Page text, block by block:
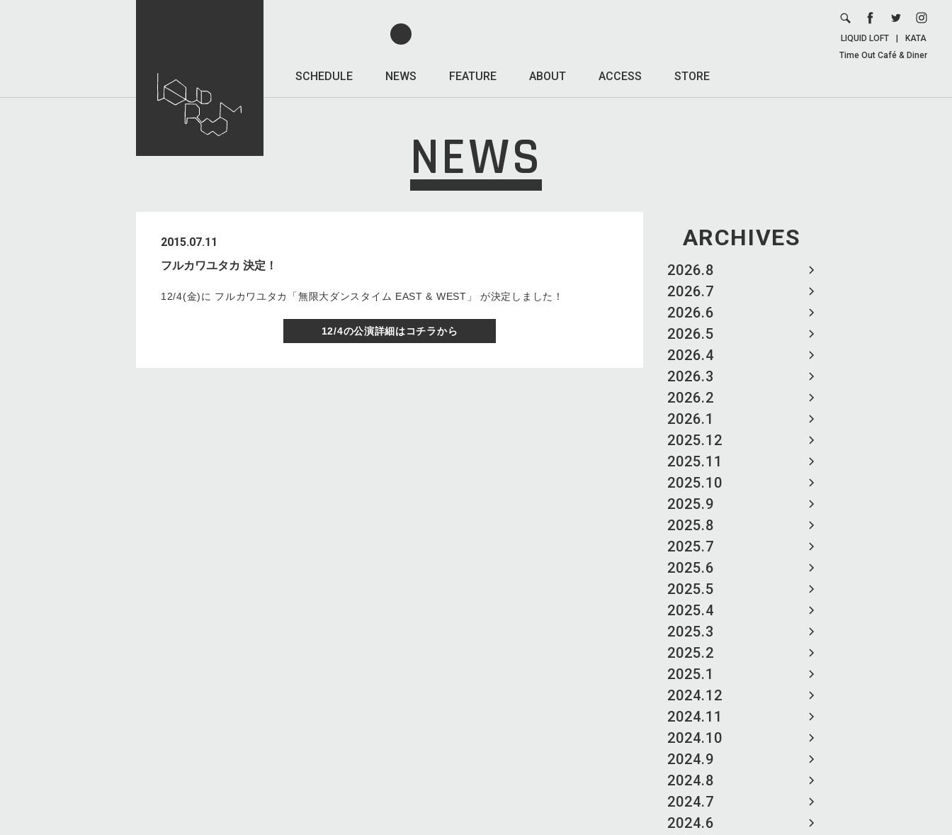
SCHEDULE NEWS FEATURE ABOUT ACCESS STORE
LIQUID LOFT
KATA
Time Out Café & Diner
NEWS
ARCHIVES
2026.8
2026.7
2026.6
2026.5
2026.4
2026.3
2026.2
2026.1
2025.12
2025.11
2025.10
2025.9
2025.8
2025.7
2025.6
2025.5
2025.4
2025.3
2025.2
2025.1
2024.12
2024.11
2024.10
2024.9
2024.8
2024.7
2024.6
2015.07.11
フルカワユタカ 決定！
12/4(金)に フルカワユタカ「無限大ダンスタイム EAST & WEST」 が決定しました！
12/4の公演詳細はコチラから